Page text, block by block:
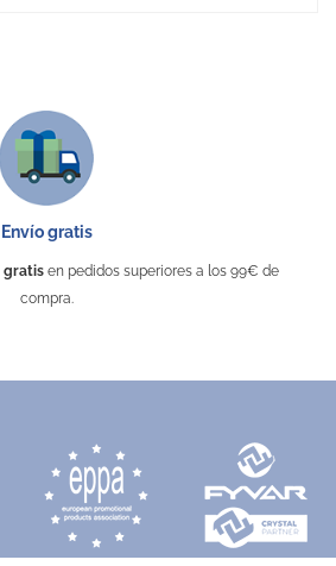
Envío gratis
gratis en pedidos superiores a los 99€ de
compra.